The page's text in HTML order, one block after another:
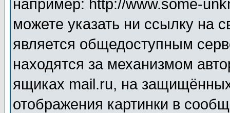
например: http://www.some-
можете указать ни ссылку на
является общедоступным
находятся за механизмом
ящиках mail.ru, на
отображения картинки в